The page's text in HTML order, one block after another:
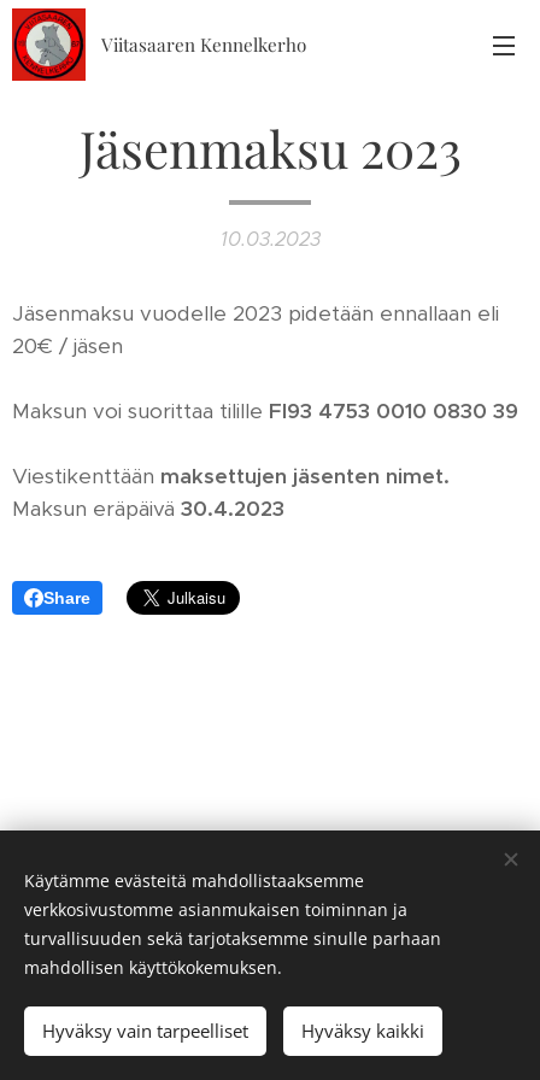
Viitasaaren Kennelkerho
Jäsenmaksu 2023
10.03.2023
Jäsenmaksu vuodelle 2023 pidetään ennallaan eli
20€ / jäsen
Maksun voi suorittaa tilille FI93 4753 0010 0830 39
Viestikenttään maksettujen jäsenten nimet.
Maksun eräpäivä 30.4.2023
Share
© 2026Viitasaaren Kennelkerho
Kaikki oikeudet pidätetään.
LuotuWebnodella Evästeet
Käytämme evästeitä mahdollistaaksemme
verkkosivustomme asianmukaisen toiminnan ja
turvallisuuden sekä tarjotaksemme sinulle parhaan
mahdollisen käyttökokemuksen.
Hyväksy vain tarpeelliset Hyväksy kaikki